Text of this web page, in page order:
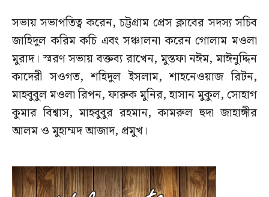
সভায় সভাপতিত্ব করেন, চট্টগ্রাম প্রেস ক্লাবের সদস্য সচিব
জাহিদুল করিম কচি এবং সঞ্চালনা করেন গোলাম মওলা
মুরাদ। স্মরণ সভায় বক্তব্য রাখেন, মুস্তফা নঈম, মাঈনুদ্দিন
কাদেরী সওগত, শহিদুল ইসলাম, শাহনেওয়াজ রিটন,
মাহবুবুল মওলা রিপন, ফারুক মুনির, হাসান মুকুল, সোহাগ
কুমার বিশ্বাস, মাহবুবুর রহমান, কামরুল হুদা জাহাঙ্গীর
আলম ও মুহাম্মদ আজাদ, প্রমুখ।